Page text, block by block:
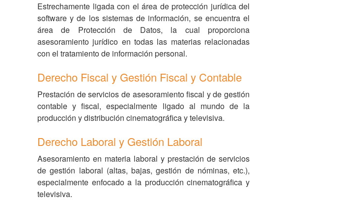
Estrechamente ligada con el área de protección jurídica del
software y de los sistemas de información, se encuentra el
área de Protección de Datos, la cual proporciona
asesoramiento jurídico en todas las materias relacionadas
con el tratamiento de información personal.
Derecho Fiscal y Gestión Fiscal y Contable
Prestación de servicios de asesoramiento fiscal y de gestión
contable y fiscal, especialmente ligado al mundo de la
producción y distribución cinematográfica y televisiva.
Derecho Laboral y Gestión Laboral
Asesoramiento en materia laboral y prestación de servicios
de gestión laboral (altas, bajas, gestión de nóminas, etc.),
especialmente enfocado a la producción cinematográfica y
televisiva.